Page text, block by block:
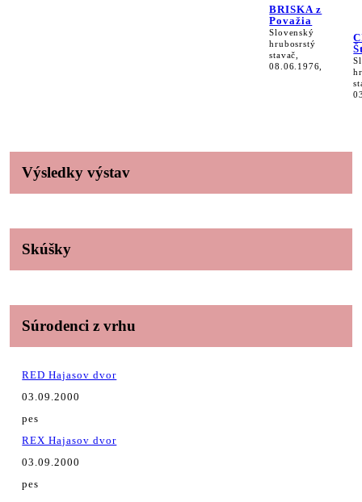
BRISKA z
Považia
Slovenský
hrubosrstý
stavač,
08.06.1976,
Výsledky výstav
Skúšky
Súrodenci z vrhu
RED Hajasov dvor
03.09.2000
pes
REX Hajasov dvor
03.09.2000
pes